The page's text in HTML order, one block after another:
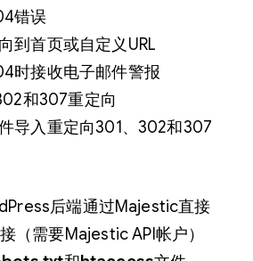
错误
到首页或自定义URL
时接收电子邮件警报
和307重定向
导入重定向301、302和307
后端通过Majestic直接
（需要Majestic API帐户）